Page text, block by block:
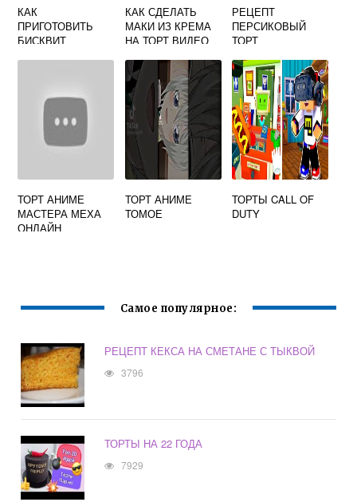
КАК
ПРИГОТОВИТЬ
БИСКВИТ
КАК СДЕЛАТЬ
МАКИ ИЗ КРЕМА
НА ТОРТ ВИДЕО
РЕЦЕПТ
ПЕРСИКОВЫЙ
ТОРТ
ТОРТ АНИМЕ
МАСТЕРА МЕХА
ОНЛАЙН
ТОРТ АНИМЕ
ТОМОЕ
ТОРТЫ CALL OF
DUTY
Самое популярное:
РЕЦЕПТ КЕКСА НА СМЕТАНЕ С ТЫКВОЙ
3796
ТОРТЫ НА 22 ГОДА
7929